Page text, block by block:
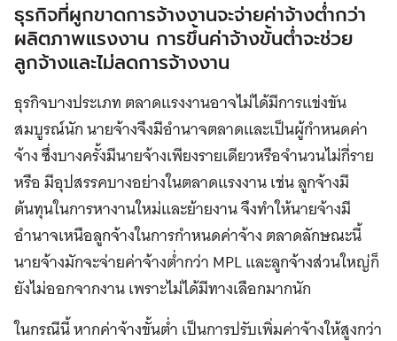
ธุรกิจที่ผูกขาดการจ้างงานจะจ่ายค่าจ้างต่ำกว่า
ผลิตภาพแรงงาน การขึ้นค่าจ้างขั้นต่ำจะช่วย
ลูกจ้างและไม่ลดการจ้างงาน
ธุรกิจบางประเภท ตลาดแรงงานอาจไม่ได้มีการแข่งขัน
สมบูรณ์นัก นายจ้างจึงมีอำนาจตลาดและเป็นผู้กำหนดค่า
จ้าง ซึ่งบางครั้งมีนายจ้างเพียงรายเดียวหรือจำนวนไม่กี่ราย
หรือ มีอุปสรรคบางอย่างในตลาดแรงงาน เช่น ลูกจ้างมี
ต้นทุนในการหางานใหม่และย้ายงาน จึงทำให้นายจ้างมี
อำนาจเหนือลูกจ้างในการกำหนดค่าจ้าง ตลาดลักษณะนี้
นายจ้างมักจะจ่ายค่าจ้างต่ำกว่า MPL และลูกจ้างส่วนใหญ่ก็
ยังไม่ออกจากงาน เพราะไม่ได้มีทางเลือกมากนัก
ในกรณีนี้ หากค่าจ้างขั้นต่ำ เป็นการปรับเพิ่มค่าจ้างให้สูงกว่า